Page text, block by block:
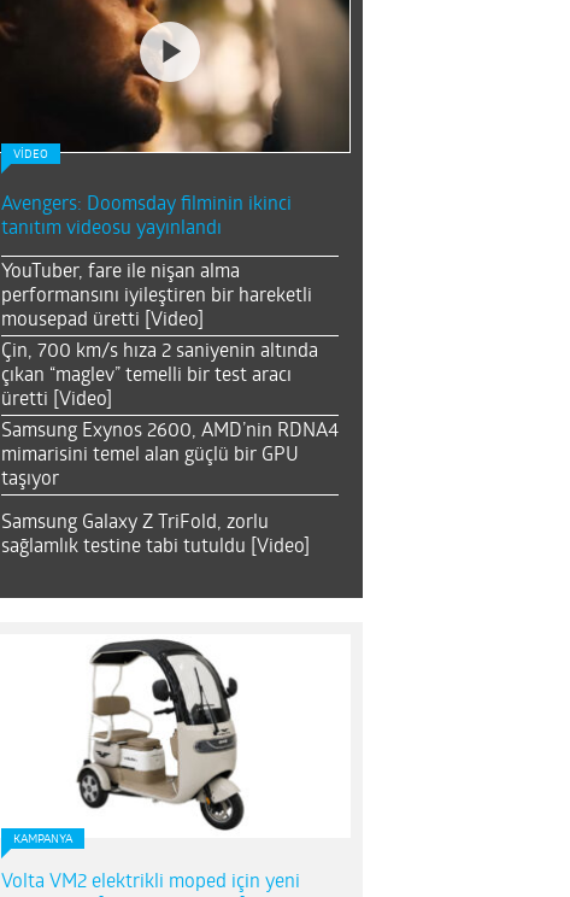
VİDEO
Avengers: Doomsday filminin ikinci
tanıtım videosu yayınlandı
YouTuber, fare ile nişan alma
performansını iyileştiren bir hareketli
mousepad üretti [Video]
Çin, 700 km/s hıza 2 saniyenin altında
çıkan “maglev” temelli bir test aracı
üretti [Video]
Samsung Exynos 2600, AMD’nin RDNA4
mimarisini temel alan güçlü bir GPU
taşıyor
Samsung Galaxy Z TriFold, zorlu
sağlamlık testine tabi tutuldu [Video]
KAMPANYA
Volta VM2 elektrikli moped için yeni